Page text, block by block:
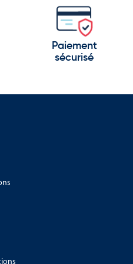
Paiement
sécurisé